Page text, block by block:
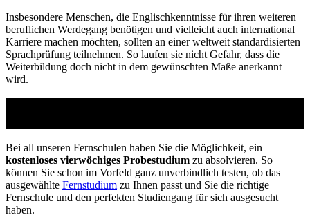
Insbesondere Menschen, die Englischkenntnisse für ihren weiteren
beruflichen Werdegang benötigen und vielleicht auch international
Karriere machen möchten, sollten an einer weltweit standardisierten
Sprachprüfung teilnehmen. So laufen sie nicht Gefahr, dass die
Weiterbildung doch nicht in dem gewünschten Maße anerkannt
wird.
Bei all unseren Fernschulen haben Sie die Möglichkeit, ein
kostenloses vierwöchiges Probestudium zu absolvieren. So
können Sie schon im Vorfeld ganz unverbindlich testen, ob das
ausgewählte Fernstudium zu Ihnen passt und Sie die richtige
Fernschule und den perfekten Studiengang für sich ausgesucht
haben.